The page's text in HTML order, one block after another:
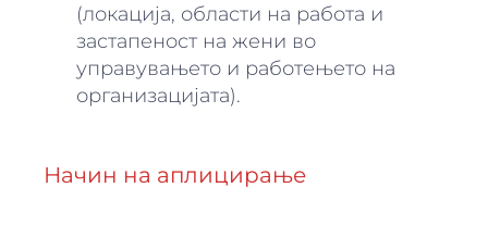
(локација, области на работа и
застапеност на жени во
управувањето и работењето на
организацијата).
Начин на аплицирање